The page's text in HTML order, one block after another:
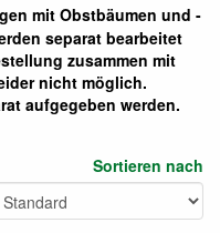
mit Obstbäumen und -
separat bearbeitet
zusammen mit
nicht möglich.
aufgegeben werden.
Sortieren nach